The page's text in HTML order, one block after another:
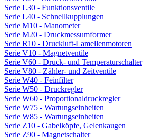
Serie L30 - Funktionsventile
Serie L40 - Schnellkupplungen
Serie M10 - Manometer
Serie M20 - Druckmessumformer
Serie R10 - Druckluft-Lamellenmotoren
Serie V10 - Magnetventile
Serie V60 - Druck- und Temperaturschalter
Serie V80 - Zähler- und Zeitventile
Serie W40 - Feinfilter
Serie W50 - Druckregler
Serie W60 - Proportionaldruckregler
Serie W75 - Wartungseinheiten
Serie W85 - Wartungseinheiten
Serie Z10 - Gabelköpfe, Gelenkaugen
Serie Z90 - Magnetschalter